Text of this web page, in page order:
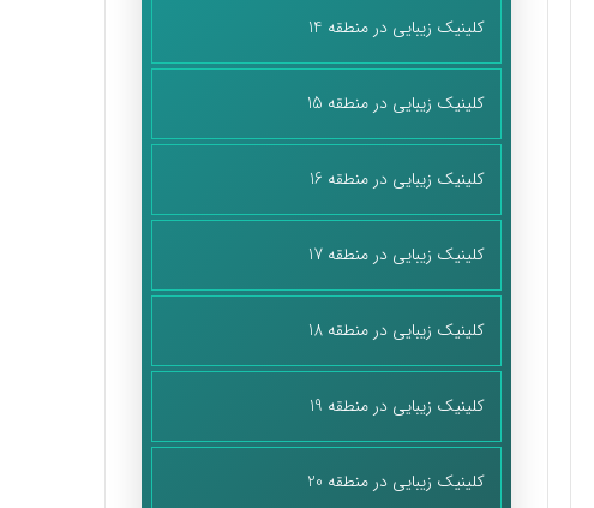
کلینیک زیبایی در منطقه 14
کلینیک زیبایی در منطقه 15
کلینیک زیبایی در منطقه 16
کلینیک زیبایی در منطقه 17
کلینیک زیبایی در منطقه 18
کلینیک زیبایی در منطقه 19
کلینیک زیبایی در منطقه 20